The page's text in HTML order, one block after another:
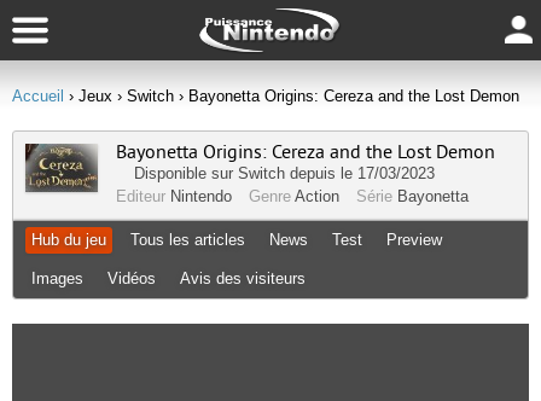
Accueil › Jeux › Switch › Bayonetta Origins: Cereza and the Lost Demon
Bayonetta Origins: Cereza and the Lost Demon
Disponible sur Switch depuis le 17/03/2023
Editeur Nintendo Genre Action Série Bayonetta
Hub du jeu Tous les articles News Test Preview
Images Vidéos Avis des visiteurs